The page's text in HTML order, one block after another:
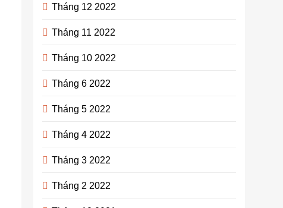
Tháng 12 2022
Tháng 11 2022
Tháng 10 2022
Tháng 6 2022
Tháng 5 2022
Tháng 4 2022
Tháng 3 2022
Tháng 2 2022